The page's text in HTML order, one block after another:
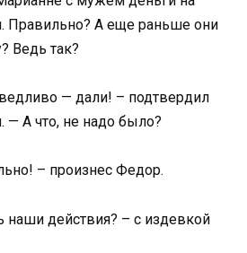
Правильно? А еще раньше они
Ведь так?
— дали! – подтвердил
— А что, не надо было?
– произнес Федор.
наши действия? – с издевкой